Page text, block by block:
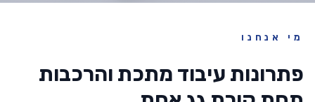
מי אנחנו
פתרונות עיבוד מתכת והרכבות